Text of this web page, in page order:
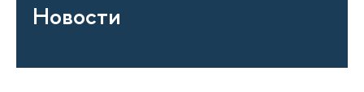
Новости